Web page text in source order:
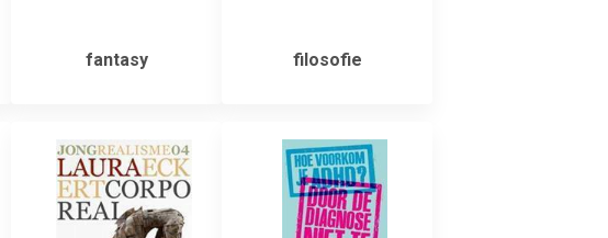
fantasy filosofie